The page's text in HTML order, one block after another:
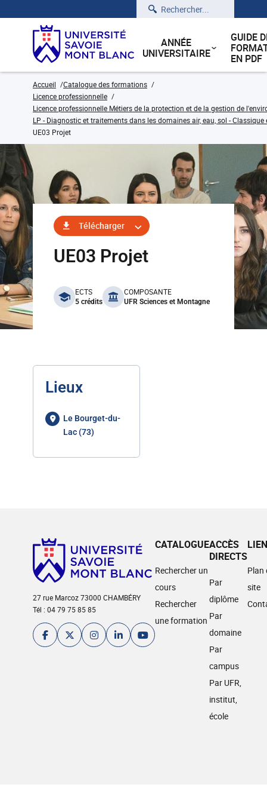
Rechercher
ANNÉE
UNIVERSITAIRE
GUIDE
EN PDF
Accueil
Catalogue des formations
Licence professionnelle
Licence professionnelle Métiers de la protection et de la gestion de
LP - Diagnostic et traitements dans les domaines air, eau, sol - Classique
UE03 Projet
Télécharger
UE03 Projet
benefits
ECTS
5 crédits
COMPOSANTE
UFR Sciences et Montagne
Lieux
Le Bourget-du-
Lac (73)
27 rue Marcoz 73000 CHAMBÉRY
Tél : 04 79 75 85 85
CATALOGUE
Rechercher un
cours
Rechercher
une formation
ACCÈS
DIRECTS
Par
diplôme
Par
domaine
Par
campus
Par UFR,
institut,
école
Plan
site